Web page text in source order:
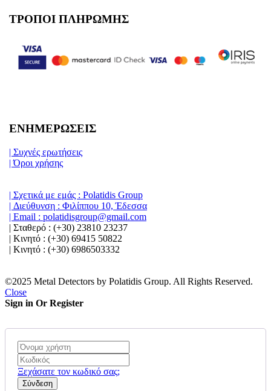
ΤΡΟΠΟΙ ΠΛΗΡΩΜΗΣ
ΕΝΗΜΕΡΩΣΕΙΣ
| Συχνές ερωτήσεις
| Όροι χρήσης
| Σχετικά με εμάς : Polatidis Group
| Διεύθυνση : Φιλίππου 10, Έδεσσα
| Email : polatidisgroup@gmail.com
| Σταθερό : (+30) 23810 23237
| Κινητό : (+30) 69415 50822
| Κινητό : (+30) 6986503332
©2025 Metal Detectors by Polatidis Group. All Rights Reserved.
Close
Sign in Or Register
Ξεχάσατε τον κωδικό σας;